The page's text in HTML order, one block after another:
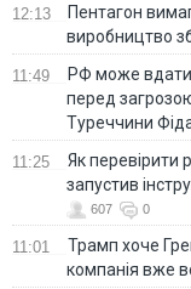
12:13
Пентагон
виробництво
11:49
РФ може
перед
Туреччини
11:25
Як перевірити
запустив
607 0
11:01
Трамп хоче
компанія вже